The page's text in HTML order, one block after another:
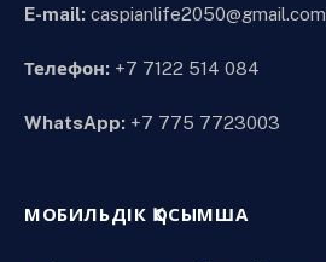
E-mail: caspianlife2050@gmail.com
Телефон: +7 7122 514 084
WhatsApp: +7 775 7723003
МОБИЛЬДІК ҚОСЫМША